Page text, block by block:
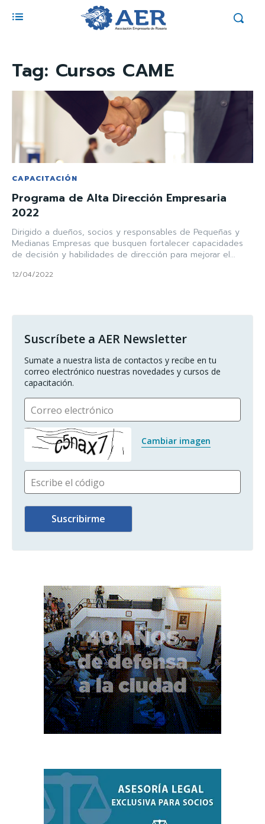
Tag: Cursos CAME
CAPACITACIÓN
Programa de Alta Dirección Empresaria
2022
Dirigido a dueños, socios y responsables de Pequeñas y
Medianas Empresas que busquen fortalecer capacidades
de decisión y habilidades de dirección para mejorar el...
12/04/2022
Suscríbete a AER Newsletter
Sumate a nuestra lista de contactos y recibe en tu
correo electrónico nuestras novedades y cursos de
capacitación.
Correo electrónico
Cambiar imagen
Escribe el código